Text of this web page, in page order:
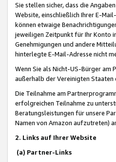
Sie stellen sicher, dass die
Website, einschließlich Ihrer E-
können etwaige
jeweiligen Zeitpunkt für Ihr Konto
Genehmigungen und andere
hinterlegte E-Mail-Adresse nicht
Wenn Sie als Nicht-US-Bürger am
außerhalb der Vereinigten Staaten
Die Teilnahme am
erfolgreichen Teilnahme zu
Beratungsleistungen für unsere
Namen von Amazon aufzutreten)
2. Links auf Ihrer Website
(a) Partner-Links